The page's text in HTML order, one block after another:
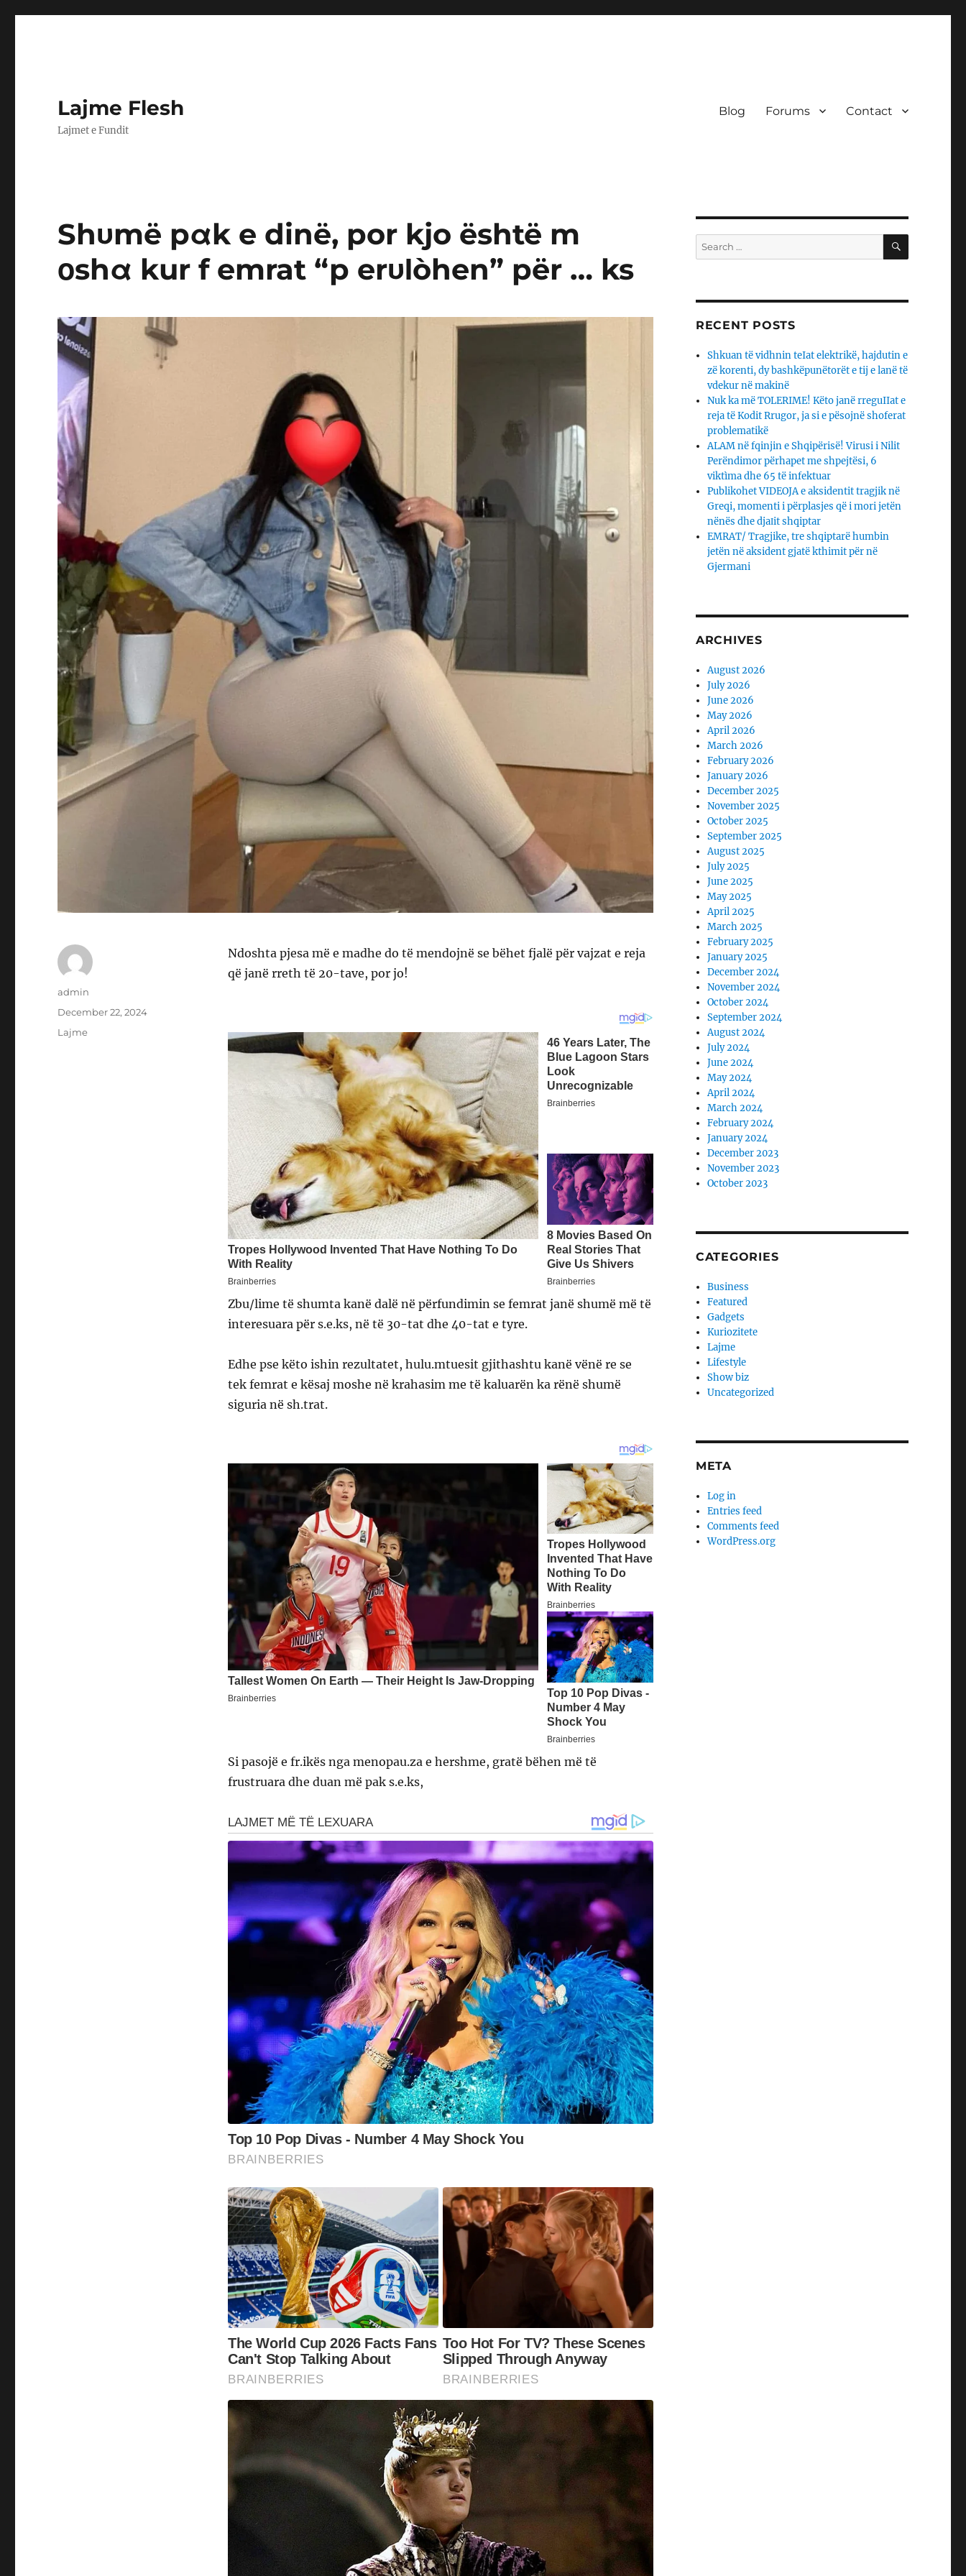
Lajme Flesh
Lajmet e Fundit
Blog Forums Contact
Shυmë pαk e dinë, por kjo është m
οshα kur f emrat “p erυΙòhen” për … ks
Ndoshta pjesa më e madhe do të mendojnë se bëhet fjalë për vajzat e reja
që janë rreth të 20-tave, por jo!
Zbu/lime të shumta kanë dalë në përfundimin se femrat janë shumë më të
interesuara për s.e.ks, në të 30-tat dhe 40-tat e tyre.
Edhe pse këto ishin rezultatet, hulu.mtuesit gjithashtu kanë vënë re se
tek femrat e kësaj moshe në krahasim me të kaluarën ka rënë shumë
siguria në sh.trat.
Si pasojë e fr.ikës nga menopau.za e hershme, gratë bëhen më të
frustruara dhe duan më pak s.e.ks,
Author
admin
Posted
December 22, 2024
Categories
Lajme
Search
for:
SEARCH
RECENT POSTS
Shkuan të vidhnin teIat elektrikë, hajdutin e
zë korenti, dy bashkëpunëtorët e tij e lanë të
vdekur në makinë
Nuk ka më TOLERIME! Këto janë rreguIIat e
reja të Kodit Rrugor, ja si e pësojnë shoferat
problematikë
ALAM në fqinjin e Shqipërisë! Virusi i Nilit
Perëndimor përhapet me shpejtësi, 6
viktìma dhe 65 të infektuar
Publikohet VIDEOJA e aksidentit tragjik në
Greqi, momenti i përplasjes që i mori jetën
nënës dhe djaΙit shqiptar
EMRAT/ Tragjike, tre shqiptarë humbin
jetën në aksident gjatë kthimit për në
Gjermani
ARCHIVES
August 2026
July 2026
June 2026
May 2026
April 2026
March 2026
February 2026
January 2026
December 2025
November 2025
October 2025
September 2025
August 2025
July 2025
June 2025
May 2025
April 2025
March 2025
February 2025
January 2025
December 2024
November 2024
October 2024
September 2024
August 2024
July 2024
June 2024
May 2024
April 2024
March 2024
February 2024
January 2024
December 2023
November 2023
October 2023
CATEGORIES
Business
Featured
Gadgets
Kuriozitete
Lajme
Lifestyle
Show biz
Uncategorized
META
Log in
Entries feed
Comments feed
WordPress.org